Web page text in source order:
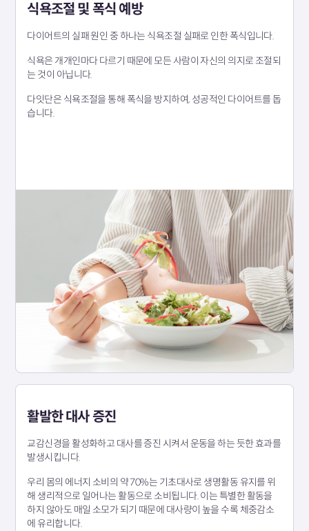
식욕조절 및 폭식 예방
다이어트의 실패 원인 중 하나는 식욕조절 실패로 인한 폭식입니다.
식욕은 개개인마다 다르기 때문에 모든 사람이 자신의 의지로 조절되
는 것이 아닙니다.
다잇단은 식욕조절을 통해 폭식을 방지하여, 성공적인 다이어트를 돕
습니다.
활발한 대사 증진
교감신경을 활성화하고 대사를 증진 시켜서 운동을 하는 듯한 효과를
발생시킵니다.
우리 몸의 에너지 소비의 약 70%는 기초대사로 생명활동 유지를 위
해 생리적으로 일어나는 활동으로 소비됩니다. 이는 특별한 활동을
하지 않아도 매일 소모가 되기 때문에 대사량이 높을 수록 체중감소
에 유리합니다.